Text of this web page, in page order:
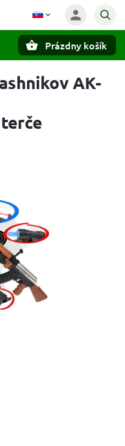
Prázdny košík
AK-